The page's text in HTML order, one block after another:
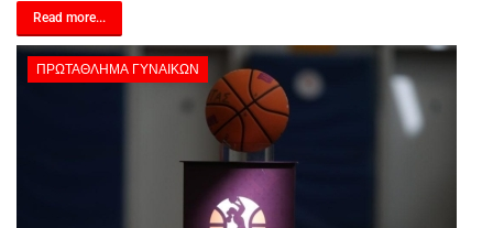
Read more...
ΠΡΩΤΆΘΛΗΜΑ ΓΥΝΑΙΚΏΝ